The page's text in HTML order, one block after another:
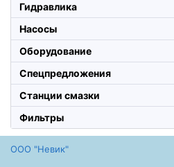
Гидравлика
Насосы
Оборудование
Спецпредложения
Станции смазки
Фильтры
ООО "Невик"